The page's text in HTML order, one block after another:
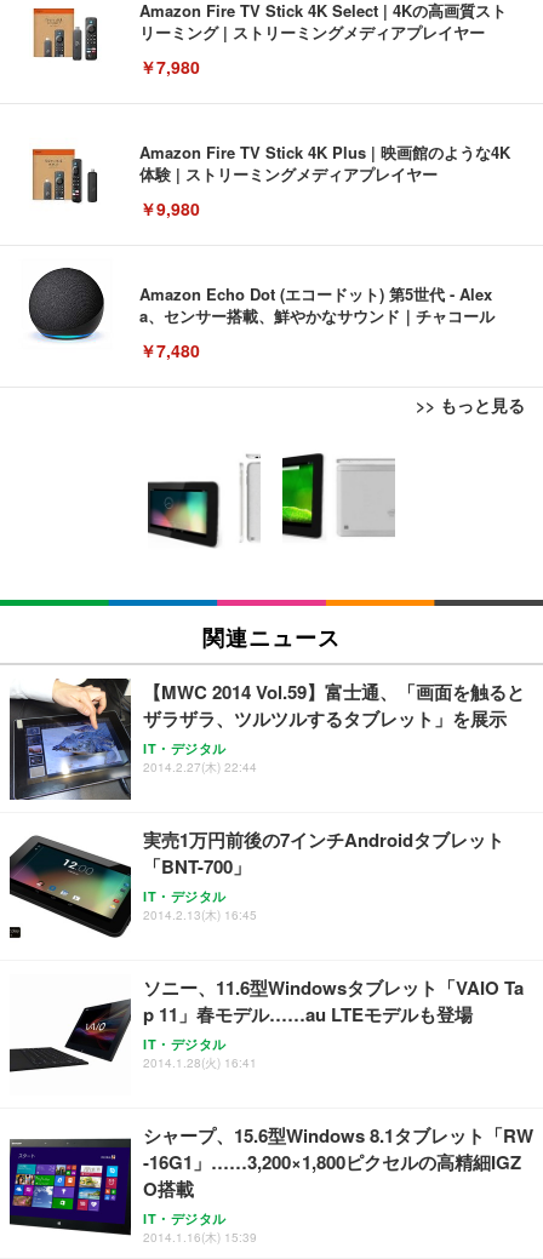
Amazon Fire TV Stick 4K Select | 4Kの高画質スト
リーミング | ストリーミングメディアプレイヤー
￥7,980
Amazon Fire TV Stick 4K Plus | 映画館のような4K
体験 | ストリーミングメディアプレイヤー
￥9,980
Amazon Echo Dot (エコードット) 第5世代 - Alex
a、センサー搭載、鮮やかなサウンド｜チャコール
￥7,480
>> もっと見る
[EdoErgo] オフィスチェア 椅子 テレワーク 疲れな
い 跳ね上げ式アームレスト コンパクト 約105度ロッ
キング pc 事務椅子 360度回転 座面昇降 強化ナイロ
ン樹脂ベース 通気性メッシュ 在宅ワーク H-WY01
(黒網+黒枠+黒足)
￥5,699
SIHOO B100 オフィスチェア／デスクチェア メッシ
ュチェア 人間工学 疲れない ブラック
￥27,999
Sezlife オフィスチェア デスクチェア 疲れない テレ
ワーク チェア 強化バックレスト 30度ロッキング機
能 人間工学 椅子 腰サポート 90度跳ね上げ式アーム
ョン PCチェア 通気性メッシュ ゲーミング/勉強/事
務用 おしゃれ パソコンチェア (ブラック)
Sezlife オフィスチェア デスクチェア 疲れない テレ
ワーク チェア 強化バックレスト 30度ロッキング機
能 人間工学 椅子 腰サポート 90度跳ね上げ式アーム
務用 おしゃれ パソコンチェア (ホワイト)
ANDWINT オフィスチェア デスクチェア 肘なし メ
ッシュ 通気性 ランバーサポート付き 腰サポート ガ
ス圧無段階昇降 360度回転 キャスター付き コンパク
EIZO ビジネス向けプレミアムモニター | FlexScan
EV3240X-WT | 31.5型4K UHD・USB Type-C・ホワ
イト
￥105,595
EIZO ビジネス向けプレミアムモニター | FlexScan
￥109,572
【純正品】27"ゲーミングモニター DualSense 充電
フック付き（CFI-ZDM1J）
【整備済み品】Dell E2724HS 27インチ 液晶モニタ
ー フルHD（1920×1080）VA 非光沢 HDMI/DisplayP
ort/VGA スピーカー内蔵 高さ調整 スイベル VESA対
【MiniLED/24.5inch/280Hz/FHD】GRAPHT THE S
HOOTER Gaming Monitor 24” Essential ゲーミン
グモニター QD 24.5インチ 1ms FHD 量子ドット 残
Amazonベーシック ペットシーツ 薄型 レギュラー 1
回使い捨て 無香料 ホワイト 300枚
￥3,373
Amazonベーシック ペットシーツ 厚型 ワイド 42枚
x2袋(84枚) ホワイト(吸収面:ライトブルー)
￥3,234
ネオ・ルーライフ ネオ・オムツ L 中型犬用 26枚入
り 単品
Smart Basic(スマートベーシック) 【Amazon.co.jp
限定】 Smart Basic アイリスオーヤマ ペットシーツ
超厚型 お徳用 ワイド 100枚入 (x 1) (ケース販売)
アイリスオーヤマ ペットシーツ 超厚型 お徳用 レギ
ュラー 200枚入【Amazon.co.jp限定】
関連ニュース
【MWC 2014 Vol.59】富士通、「画面を触ると
ザラザラ、ツルツルするタブレット」を展示
IT・デジタル
2014.2.27(木) 22:44
実売1万円前後の7インチAndroidタブレット
「BNT-700」
IT・デジタル
2014.2.13(木) 16:45
ソニー、11.6型Windowsタブレット「VAIO Ta
p 11」春モデル……au LTEモデルも登場
IT・デジタル
2014.1.28(火) 16:41
シャープ、15.6型Windows 8.1タブレット「RW
-16G1」……3,200×1,800ピクセルの高精細IGZ
O搭載
IT・デジタル
2014.1.16(木) 15:39